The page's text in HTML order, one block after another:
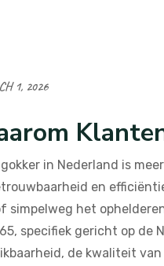
1, 2026
in Nederland is
en
simpelweg het
specifiek gericht op de
de kwaliteit